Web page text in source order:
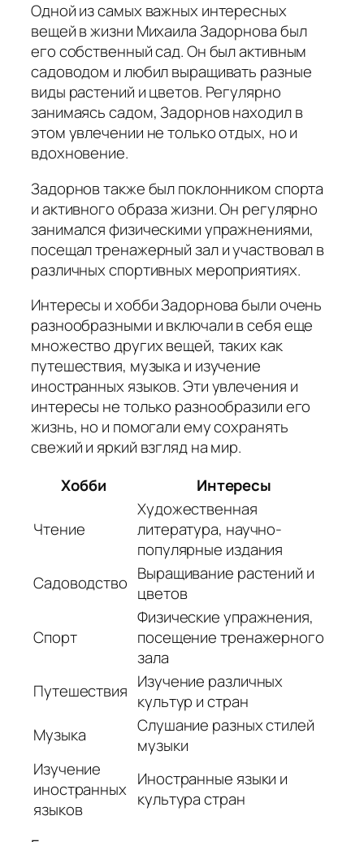
Одной из самых важных интересных
вещей в жизни Михаила Задорнова был
его собственный сад. Он был активным
садоводом и любил выращивать разные
виды растений и цветов. Регулярно
занимаясь садом, Задорнов находил в
этом увлечении не только отдых, но и
вдохновение.
Задорнов также был поклонником спорта
и активного образа жизни. Он регулярно
занимался физическими упражнениями,
посещал тренажерный зал и участвовал в
различных спортивных мероприятиях.
Интересы и хобби Задорнова были очень
разнообразными и включали в себя еще
множество других вещей, таких как
путешествия, музыка и изучение
иностранных языков. Эти увлечения и
интересы не только разнообразили его
жизнь, но и помогали ему сохранять
свежий и яркий взгляд на мир.
Хобби
Интересы
Чтение
Художественная
литература, научно-
популярные издания
Садоводство Выращивание растений и
цветов
Спорт
Физические упражнения,
посещение тренажерного
зала
Путешествия Изучение различных
культур и стран
Музыка
Слушание разных стилей
музыки
Изучение
иностранных
языков
Иностранные языки и
культура стран